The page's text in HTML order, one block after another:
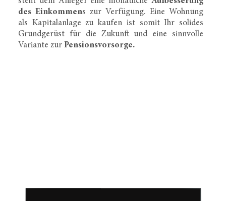
des Einkommens zur Verfügung. Eine Wohnung
als Kapitalanlage zu kaufen ist somit Ihr solides
Grundgerüst für die Zukunft und eine sinnvolle
Variante zurPensionsvorsorge.